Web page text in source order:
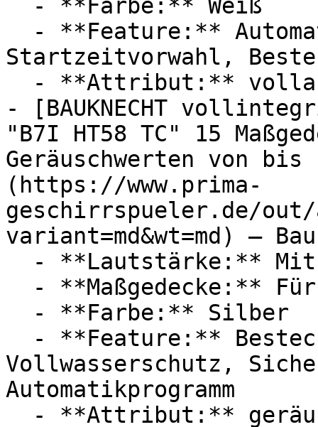
Startzeitvorwahl,
- [BAUKNECHT
"B7I HT58 TC" 15
Geräuschwerten von
(https://www.prima-
geschirrspueler.de/out/
variant=md&wt=md) —
Vollwasserschutz,
Automatikprogramm